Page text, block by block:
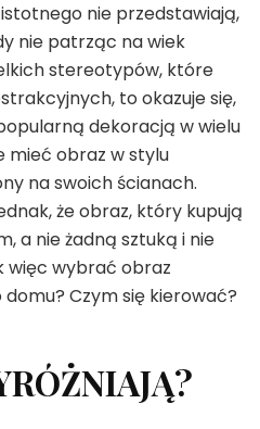
nie przedstawiają,
nie patrząc na wiek
stereotypów, które
to okazuje się,
dekoracją w wielu
mieć obraz w stylu
na swoich ścianach.
że obraz, który kupują
a nie żadną sztuką i nie
więc wybrać obraz
Czym się kierować?